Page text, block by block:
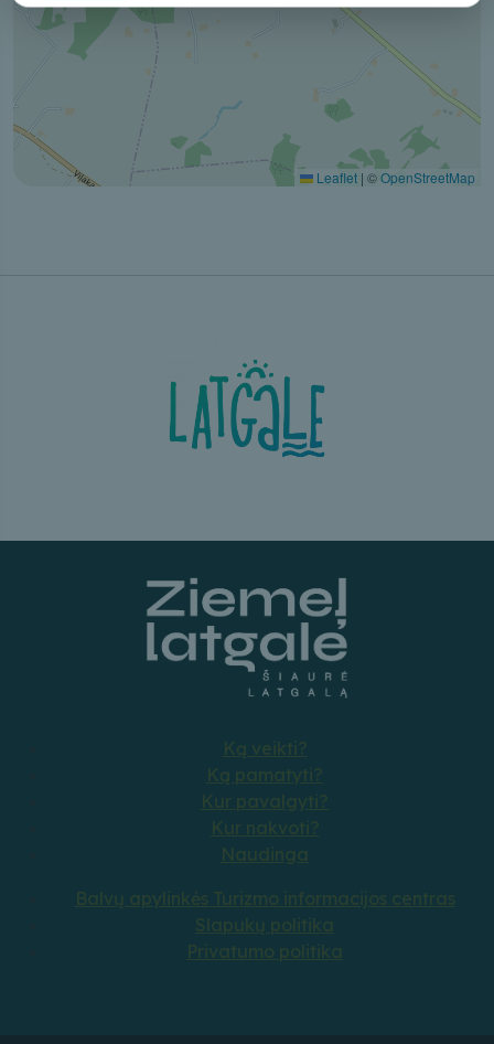
Leaflet | ©OpenStreetMap
Ką veikti?
Ką pamatyti?
Kur pavalgyti?
Kur nakvoti?
Naudinga
Balvų apylinkės Turizmo informacijos centras
Slapukų politika
Privatumo politika